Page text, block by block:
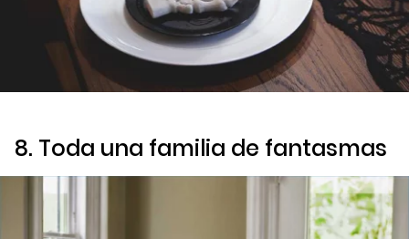
8. Toda una familia de fantasmas